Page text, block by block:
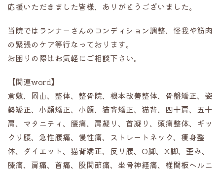
応援いただきました皆様、ありがとうございました。
当院ではランナーさんのコンディション調整、怪我や筋肉
の緊張のケア等行なっております。
お困りの際はお気軽にご相談下さい。
【関連word】
倉敷、岡山、整体、整骨院、根本改善整体、骨盤矯正、姿
勢矯正、小顔矯正、小顔、猫背矯正、猫背、四十肩、五十
肩、マタニティ、腰痛、肩凝り、首凝り、頭痛整体、ギッ
クリ腰、急性腰痛、慢性痛、ストレートネック、痩身整
体、ダイエット、猫背矯正、反り腰、O脚、X脚、歪み、
膝痛、肩痛、首痛、股関節痛、坐骨神経痛、椎間板ヘルニ